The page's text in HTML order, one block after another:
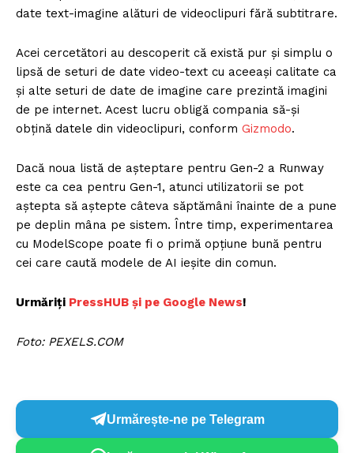
date text-imagine alături de videoclipuri fără subtitrare.
Acei cercetători au descoperit că există pur și simplu o
lipsă de seturi de date video-text cu aceeași calitate ca
și alte seturi de date de imagine care prezintă imagini
de pe internet. Acest lucru obligă compania să-și
obțină datele din videoclipuri, conform Gizmodo.
Dacă noua listă de așteptare pentru Gen-2 a Runway
este ca cea pentru Gen-1, atunci utilizatorii se pot
aștepta să aștepte câteva săptămâni înainte de a pune
pe deplin mâna pe sistem. Între timp, experimentarea
cu ModelScope poate fi o primă opțiune bună pentru
cei care caută modele de AI ieșite din comun.
Urmăriți PressHUB și pe Google News!
Foto: PEXELS.COM
Urmărește-ne pe Telegram